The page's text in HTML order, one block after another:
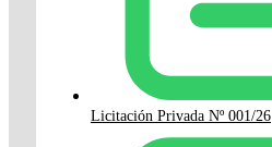
Licitación Privada Nº 001/26